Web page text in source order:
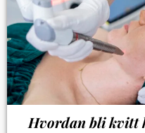
Hvordan bli kvitt